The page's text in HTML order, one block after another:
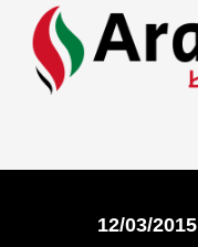
12/03/2015